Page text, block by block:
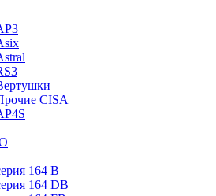
CISA
164 B
164 DB